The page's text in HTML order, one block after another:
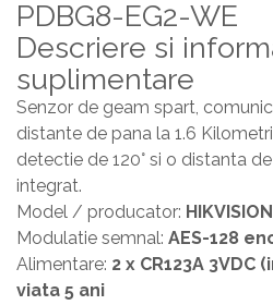
PDBG8-EG2-WE
Descriere si
suplimentare
Senzor de geam spart,
distante de pana la 1.6
detectie de 120° si o distanta
integrat.
Model / producator: HIKVISION
Modulatie semnal: AES-128
Alimentare: 2 x CR123A
viata 5 ani